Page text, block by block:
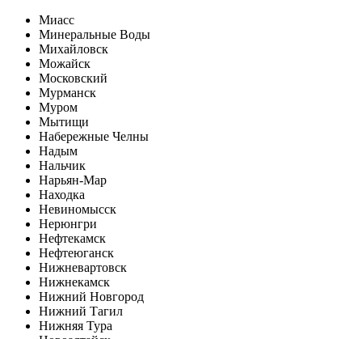
Миасс
Минеральные Воды
Михайловск
Можайск
Московский
Мурманск
Муром
Мытищи
Набережные Челны
Надым
Нальчик
Нарьян-Мар
Находка
Невиномысск
Нерюнгри
Нефтекамск
Нефтеюганск
Нижневартовск
Нижнекамск
Нижний Новгород
Нижний Тагил
Нижняя Тура